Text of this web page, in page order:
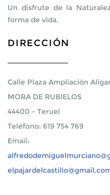
Un disfrute de la
forma de vida.
DIRECCIÓN
Calle Plaza Ampliación
MORA DE RUBIELOS
44400 - Teruel
Teléfono: 619 754 769
Email: